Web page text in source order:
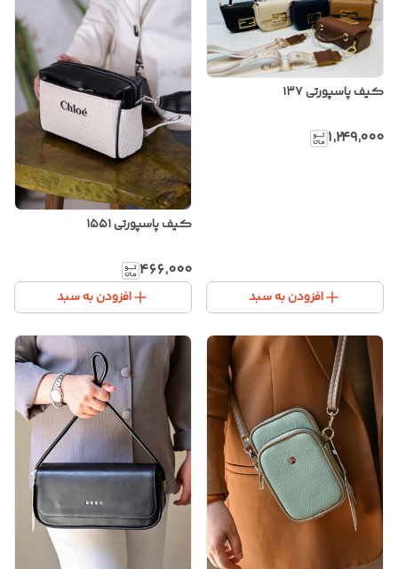
کیف پاسپورتی ۱۳۷
۱٬۲۴۹٬۰۰۰
افزودن به سبد
کیف پاسپورتی ۱۵۵۱
۴۶۶٬۰۰۰
افزودن به سبد